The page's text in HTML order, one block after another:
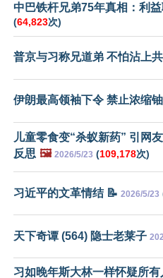
中巴铁杆兄弟75年真相：利
(64,823次)
普京与习称兄道弟 不怕沾上
伊朗最高领袖下令 禁止浓缩
儿童零食变“杀蚁新药” 引网
反思 🖼️ 2026/5/23 (109,178次)
习近平的文革情结 📝 2026/5/23
天下奇谭 (564) 隐士老莱子
习如晚年斯大林一样怀疑所